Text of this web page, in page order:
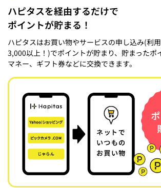
ハピタスを経由するだけで
ポイントが貯まる！
ハピタスはお買い物やサービスの申し込み(利
3,000以上！)でポイントが貯まり、貯まったポ
マネー、ギフト券などに交換できます。